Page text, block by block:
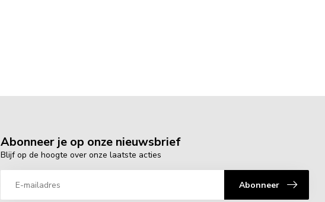
Abonneer je op onze nieuwsbrief
Blijf op de hoogte over onze laatste acties
Abonneer